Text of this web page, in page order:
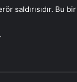
saldırısıdır. Bu